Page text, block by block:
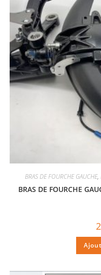
BRAS DE FOURCHE GAUCHE,
BRAS DE FOURCHE